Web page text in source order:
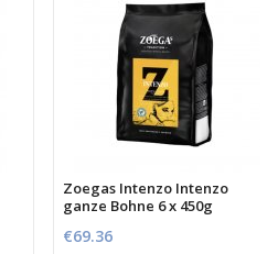
Zoegas Intenzo Intenzo
ganze Bohne 6 x 450g
€69.36